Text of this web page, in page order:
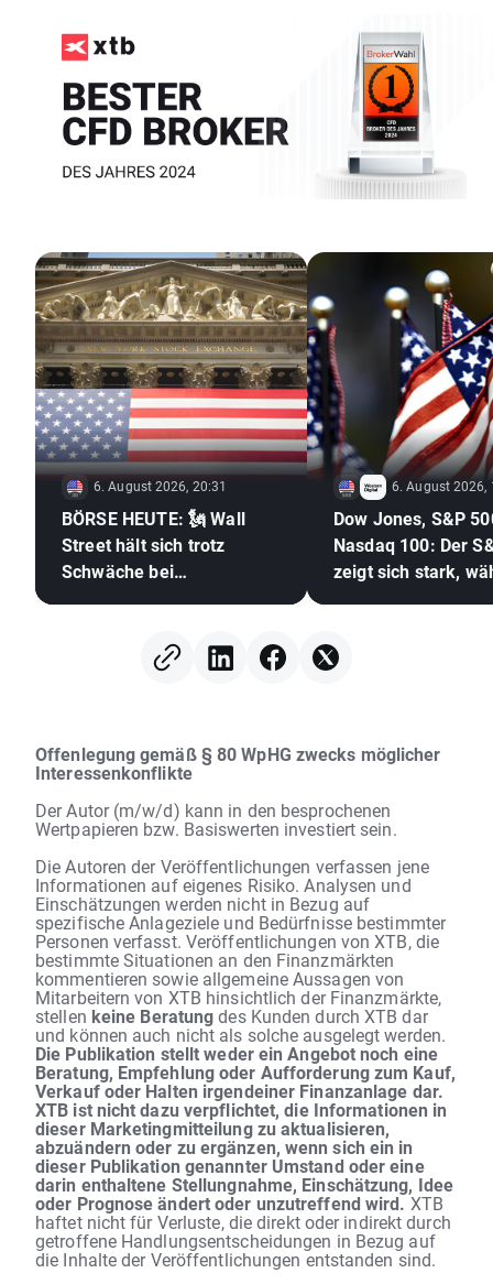
6. August 2026, 20:31
BÖRSE HEUTE: 🗽 Wall
Street hält sich trotz
Schwäche bei
6. August 2026,
Dow Jones, S&P
Nasdaq 100: Der
zeigt sich stark,
Digital verliert 12 %
Offenlegung gemäß § 80 WpHG zwecks möglicher
Interessenkonflikte
Der Autor (m/w/d) kann in den besprochenen
Wertpapieren bzw. Basiswerten investiert sein.
Die Autoren der Veröffentlichungen verfassen jene
Informationen auf eigenes Risiko. Analysen und
Einschätzungen werden nicht in Bezug auf
spezifische Anlageziele und Bedürfnisse bestimmter
Personen verfasst. Veröffentlichungen von XTB, die
bestimmte Situationen an den Finanzmärkten
kommentieren sowie allgemeine Aussagen von
Mitarbeitern von XTB hinsichtlich der Finanzmärkte,
stellen keine Beratungdes Kunden durch XTB dar
und können auch nicht als solche ausgelegt werden.
Die Publikation stellt weder ein Angebot noch eine
Beratung, Empfehlung oder Aufforderung zum Kauf,
Verkauf oder Halten irgendeiner Finanzanlage dar.
XTB ist nicht dazu verpflichtet, die Informationen in
dieser Marketingmitteilung zu aktualisieren,
abzuändern oder zu ergänzen, wenn sich ein in
dieser Publikation genannter Umstand oder eine
darin enthaltene Stellungnahme, Einschätzung, Idee
oder Prognose ändert oder unzutreffend wird. XTB
haftet nicht für Verluste, die direkt oder indirekt durch
getroffene Handlungsentscheidungen in Bezug auf
die Inhalte der Veröffentlichungen entstanden sind.